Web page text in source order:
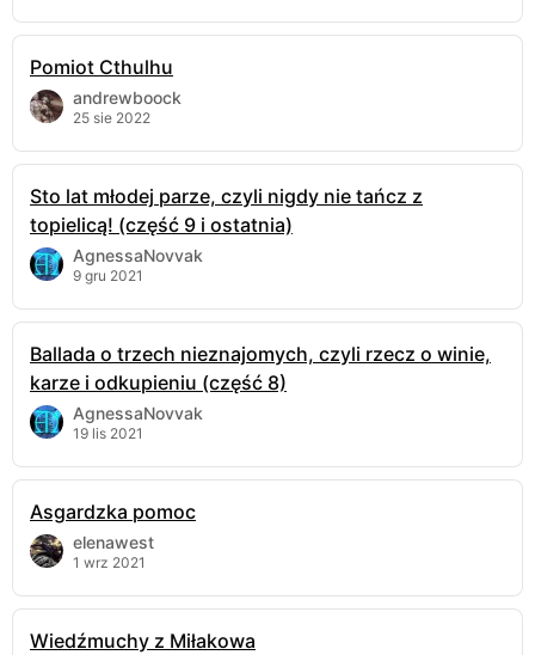
Pomiot Cthulhu
andrewboock
25 sie 2022
Sto lat młodej parze, czyli nigdy nie tańcz z
topielicą! (część 9 i ostatnia)
AgnessaNovvak
9 gru 2021
Ballada o trzech nieznajomych, czyli rzecz o winie,
karze i odkupieniu (część 8)
AgnessaNovvak
19 lis 2021
Asgardzka pomoc
elenawest
1 wrz 2021
Wiedźmuchy z Miłakowa